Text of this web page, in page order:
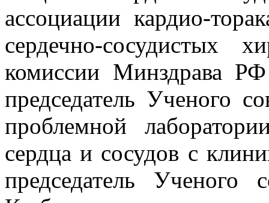
ассоциации кардио-
сердечно-сосудистых
комиссии Минздрава
председатель Ученого
проблемной
сердца и сосудов с
председатель